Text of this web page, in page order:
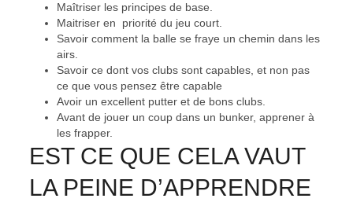
Maîtriser les principes de base.
Maitriser en
priorité du jeu court.
Savoir comment la balle se fraye un chemin dans les
airs.
Savoir ce dont vos clubs sont capables, et non pas
ce que vous pensez être capable
Avoir un excellent putter et de bons clubs.
Avant de jouer un coup dans un bunker, apprener à
les frapper.
EST CE QUE CELA VAUT
LA PEINE D’APPRENDRE